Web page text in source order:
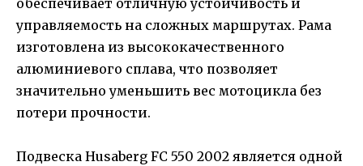
управляемость на сложных маршрутах. Рама
изготовлена из высококачественного
алюминиевого сплава, что позволяет
значительно уменьшить вес мотоцикла без
потери прочности.
Подвеска Husaberg FC 550 2002 является одной